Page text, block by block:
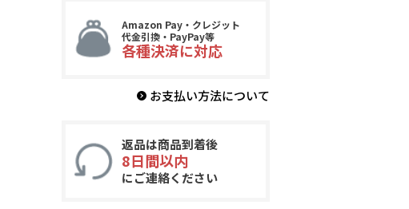
Amazon Pay・クレジット
代金引換・PayPay等
各種決済に対応
お支払い方法について
返品は商品到着後
8日間以内
にご連絡ください